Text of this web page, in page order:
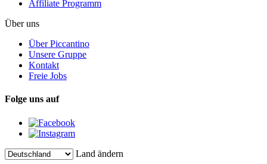
Affiliate Programm
Über uns
Über Piccantino
Unsere Gruppe
Kontakt
Freie Jobs
Folge uns auf
Land ändern